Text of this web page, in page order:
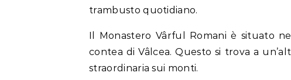
trambusto quotidiano.
Il Monastero Vârful Romani è situato
contea di Vâlcea. Questo si trova a
straordinaria sui monti.